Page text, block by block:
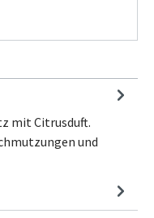
mit Citrusduft.
und